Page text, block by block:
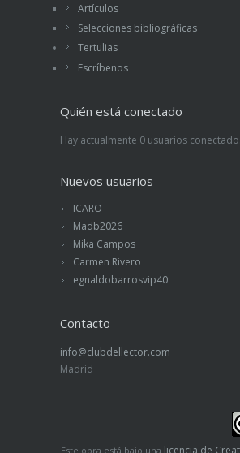
Artículos
Selecciones bibliográficas
Tertulias
Escríbenos
Quién está conectado
Hay actualmente 0 usuarios
Nuevos usuarios
ICARO
Madb2026
Mika Campos
Carmen Rivero
egnaldobarrosvip40
Contacto
info@clubdellector.com
Madrid
Este obra está bajo una licencia de